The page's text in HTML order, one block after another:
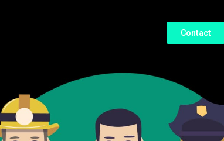
Contact